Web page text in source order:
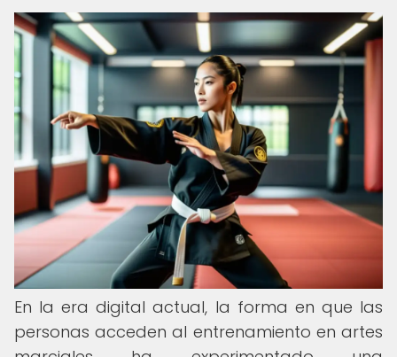
En la era digital actual, la forma en que las
personas acceden al entrenamiento en artes